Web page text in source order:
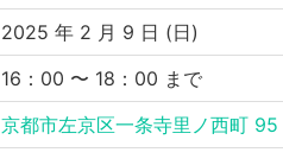
2025 年 2 月 9 日 (日)
16：00 〜 18：00 まで
京都市左京区一条寺里ノ西町